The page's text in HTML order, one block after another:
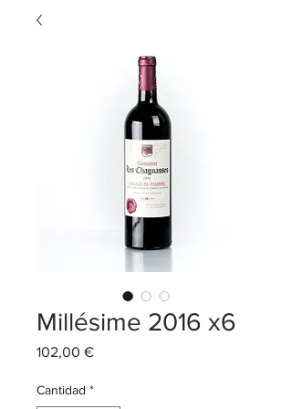
Millésime 2016 x6
102,00 €Precio
Cantidad *